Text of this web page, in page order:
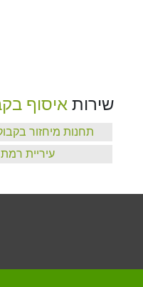
שירותאיסוף
תחנות מיחזור
עיריית רמת